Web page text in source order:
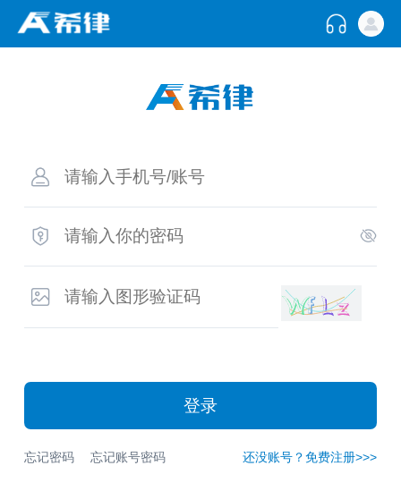
登录
忘记密码 忘记账号密码 还没账号？免费注册>>>